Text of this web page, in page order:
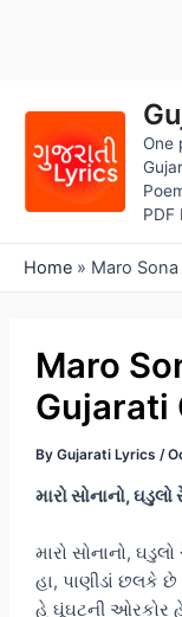
content
One
PDF
Home » Maro
Maro
Gujarati
By Gujarati Lyrics /
મારો સોનાનો, ઘડુલો
મારો સોનાનો,
હા, પાણીડાં છલકે
હે ઘૂંઘટની ઓરકોર